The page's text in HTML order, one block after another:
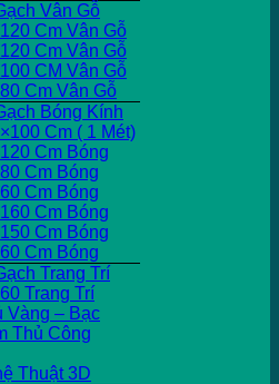
Vân Gỗ
Cm Vân Gỗ
Cm Vân Gỗ
CM Vân Gỗ
Cm Vân Gỗ
Bóng Kính
Cm ( 1 Mét)
Cm Bóng
Cm Bóng
Cm Bóng
Cm Bóng
Cm Bóng
Cm Bóng
Trang Trí
Trang Trí
Vàng – Bạc
Thủ Công
Thuật 3D